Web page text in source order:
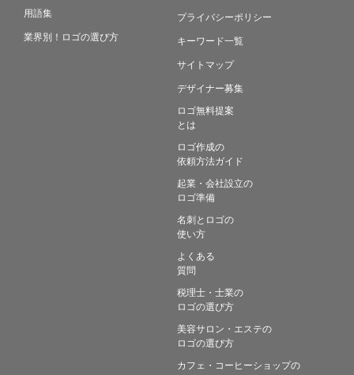
用語集
業界別！ロゴの選び方
プライバシーポリシー
キーワード一覧
サイトマップ
デザイナー募集
ロゴ無料提案
とは
ロゴ作成の
依頼方法ガイド
起業・会社設立の
ロゴ準備
名刺とロゴの
使い方
よくある
質問
税理士・士業の
ロゴの選び方
美容サロン・エステの
ロゴの選び方
カフェ・コーヒーショップの